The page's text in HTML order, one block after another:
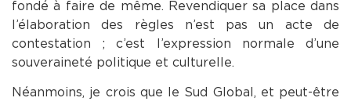
fondé à faire de même. Revendiquer sa place dans
l’élaboration des règles n’est pas un acte de
contestation ; c’est l’expression normale d’une
souveraineté politique et culturelle.
Néanmoins, je crois que le Sud Global, et peut-être